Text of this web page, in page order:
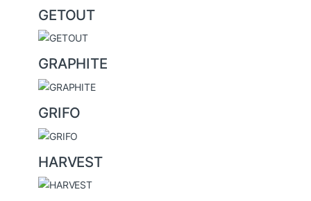
GETOUT
GRAPHITE
GRIFO
HARVEST